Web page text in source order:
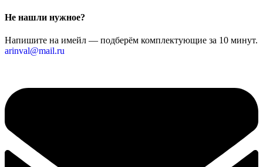
Не нашли нужное?
Напишите на имейл — подберём комплектующие за 10 минут.
arinval@mail.ru